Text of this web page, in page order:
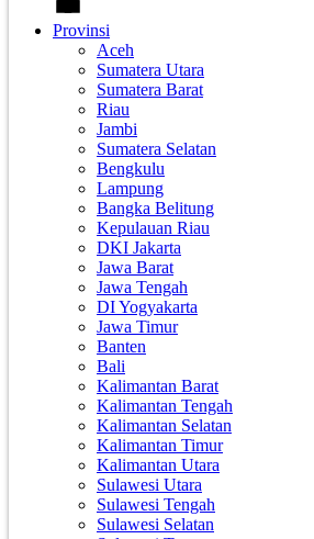
Provinsi
Aceh
Sumatera Utara
Sumatera Barat
Riau
Jambi
Sumatera Selatan
Bengkulu
Lampung
Bangka Belitung
Kepulauan Riau
DKI Jakarta
Jawa Barat
Jawa Tengah
DI Yogyakarta
Jawa Timur
Banten
Bali
Kalimantan Barat
Kalimantan Tengah
Kalimantan Selatan
Kalimantan Timur
Kalimantan Utara
Sulawesi Utara
Sulawesi Tengah
Sulawesi Selatan